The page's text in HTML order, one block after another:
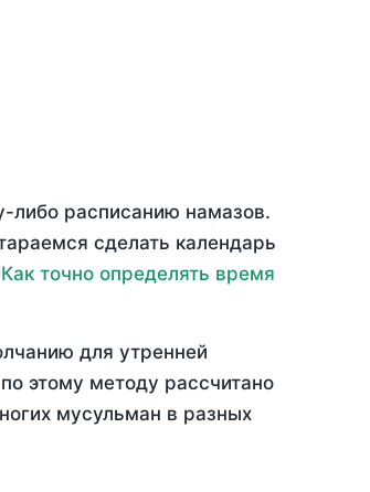
либо расписанию намазов.
сделать календарь
Как точно определять время
для утренней
этому методу рассчитано
мусульман в разных